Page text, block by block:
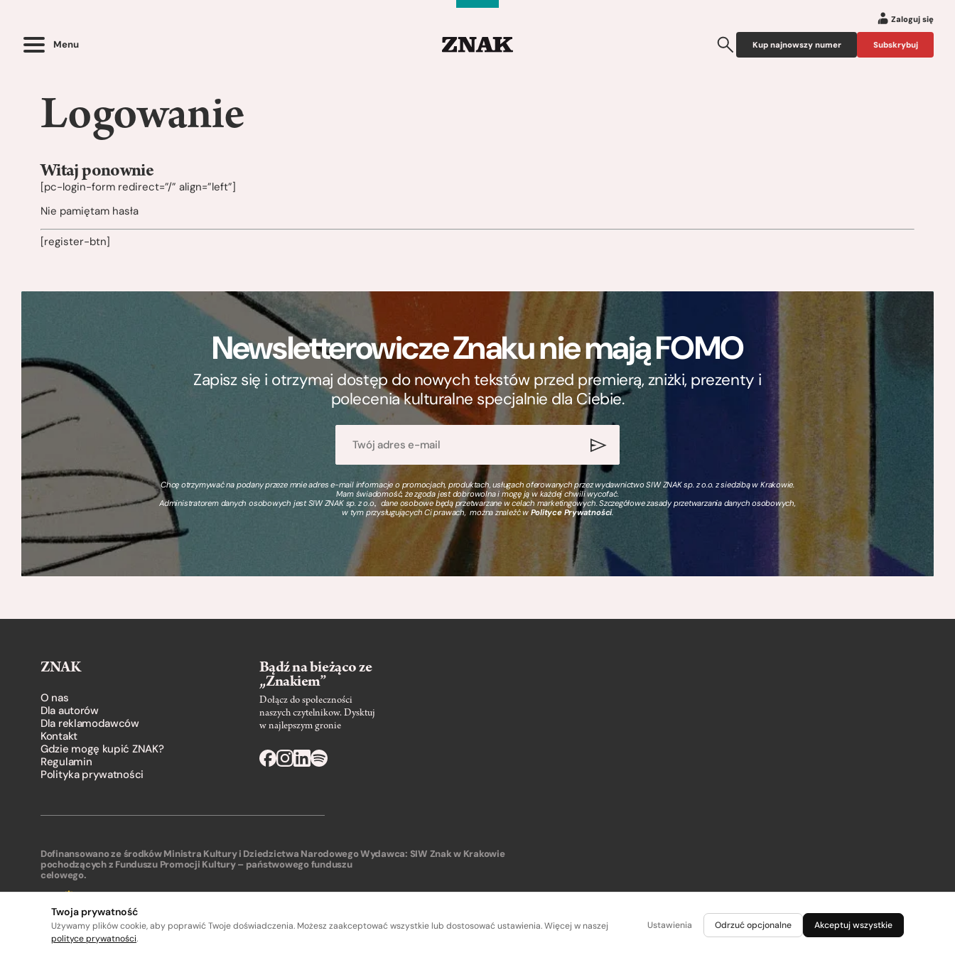
Menu
Zaloguj się
Kup najnowszy numer Subskrybuj
Logowanie
Witaj ponownie
[pc-login-form redirect=”/” align=”left”]
Nie pamiętam hasła
[register-btn]
Newsletterowicze Znaku nie mają FOMO
Zapisz się i otrzymaj dostęp do nowych tekstów przed premierą, zniżki, prezenty i
polecenia kulturalne specjalnie dla Ciebie.
Chcę otrzymywać na podany przeze mnie adres e-mail informacje o promocjach, produktach, usługach oferowanych przez wydawnictwo SIW ZNAK sp. z o.o. z siedzibą w Krakowie.
Mam świadomość, że zgoda jest dobrowolna i mogę ją w każdej chwili wycofać.
Administratorem danych osobowych jest SIW ZNAK sp. z o.o., dane osobowe będą przetwarzane w celach marketingowych. Szczegółowe zasady przetwarzania danych osobowych,
w tym przysługujących Ci prawach, można znaleźć wPolityce Prywatności.
ZNAK
O nas
Dla autorów
Dla reklamodawców
Kontakt
Gdzie mogę kupić ZNAK?
Regulamin
Polityka prywatności
Bądź na bieżąco ze
„Znakiem”
Dołącz do społeczności
naszych czytelnikow. Dysktuj
w najlepszym gronie
Dofinansowano ze środków Ministra Kultury i Dziedzictwa Narodowego
pochodzących z Funduszu Promocji Kultury – państwowego funduszu
celowego.
Wydawca: SIW Znak w Krakowie
Twoja prywatność
Używamy plików cookie, aby poprawić Twoje doświadczenia. Możesz zaakceptować wszystkie lub dostosować ustawienia. Więcej w naszej
polityce prywatności.
Ustawienia Odrzuć opcjonalne Akceptuj wszystkie